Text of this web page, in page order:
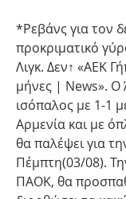
*Ρεβάνς για τον
προκριματικό
Λιγκ. Δεν↑ «ΑΕΚ
μήνες | News». Ο
ισόπαλος με 1-1
Αρμενία και με
θα παλέψει για
Πέμπτη(03/08).
ΠΑΟΚ, θα